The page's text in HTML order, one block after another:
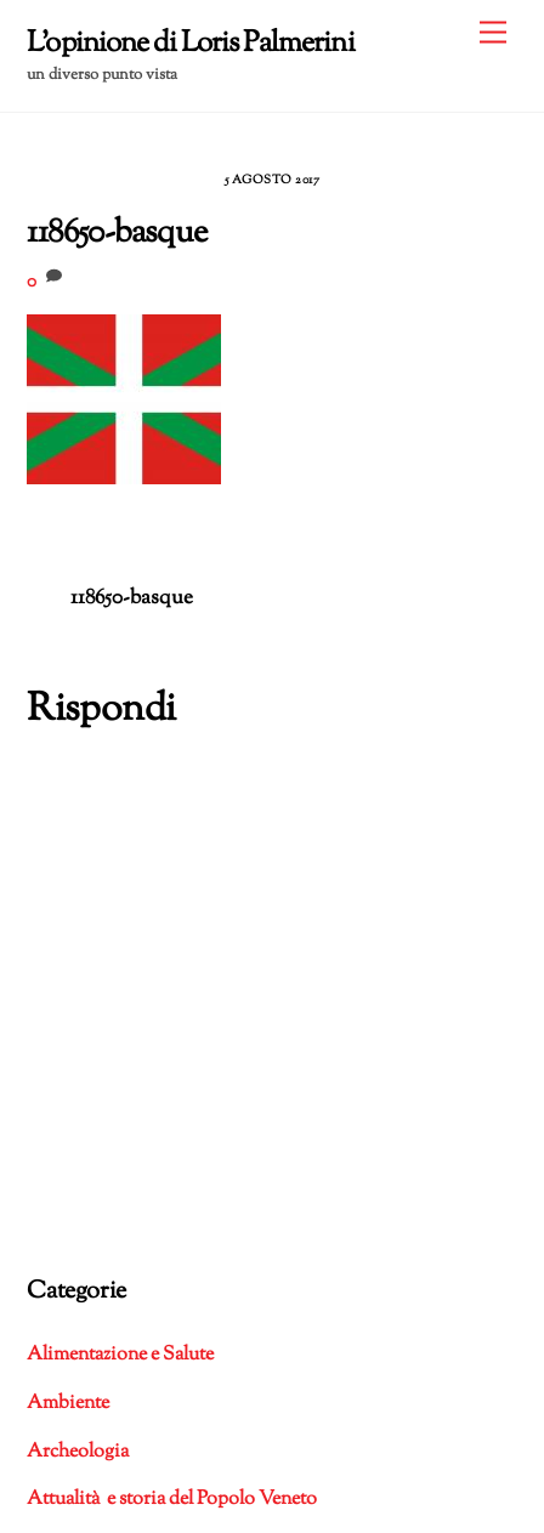
content
L'opinione di Loris Palmerini
un diverso punto vista
5 AGOSTO 2017
118650-basque
0
118650-basque
Rispondi
Categorie
Alimentazione e Salute
Ambiente
Archeologia
Attualità e storia del Popolo Veneto